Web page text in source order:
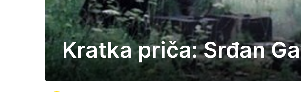
7
g
o
d
Kratka priča: Srđan